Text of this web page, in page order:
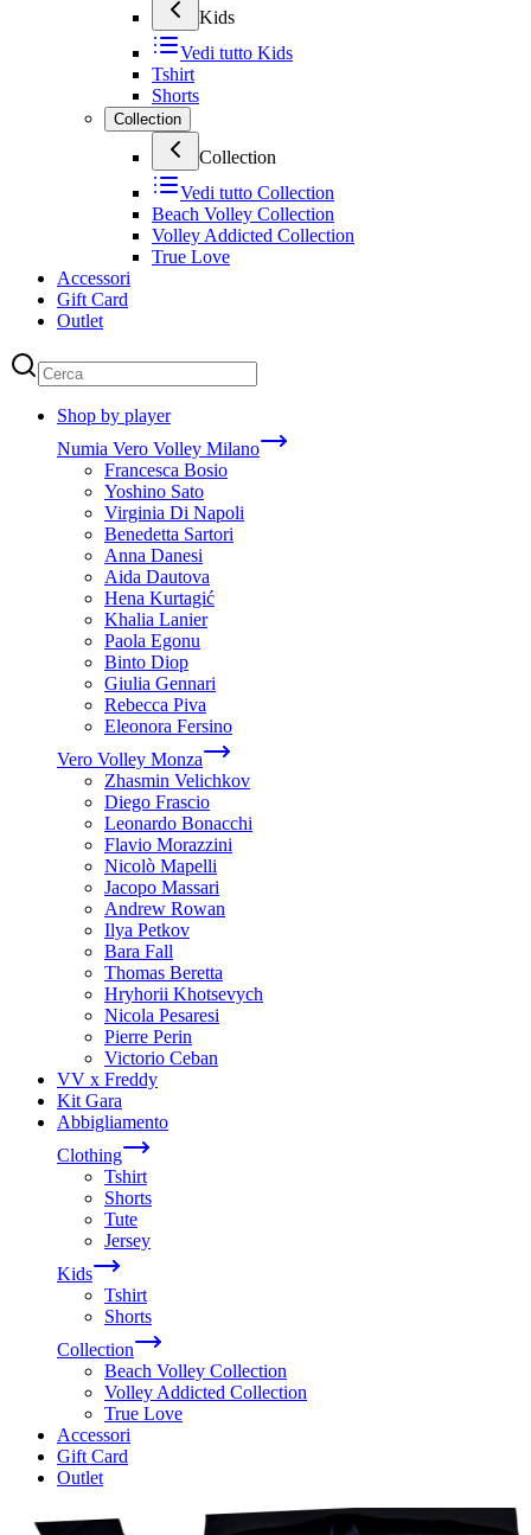
Kids
Vedi tutto Kids
Tshirt
Shorts
Collection
Collection
Vedi tutto Collection
Beach Volley Collection
Volley Addicted Collection
True Love
Accessori
Gift Card
Outlet
Shop by player
Numia Vero Volley Milano
Francesca Bosio
Yoshino Sato
Virginia Di Napoli
Benedetta Sartori
Anna Danesi
Aida Dautova
Hena Kurtagić
Khalia Lanier
Paola Egonu
Binto Diop
Giulia Gennari
Rebecca Piva
Eleonora Fersino
Vero Volley Monza
Zhasmin Velichkov
Diego Frascio
Leonardo Bonacchi
Flavio Morazzini
Nicolò Mapelli
Jacopo Massari
Andrew Rowan
Ilya Petkov
Bara Fall
Thomas Beretta
Hryhorii Khotsevych
Nicola Pesaresi
Pierre Perin
Victorio Ceban
VV x Freddy
Kit Gara
Abbigliamento
Clothing
Tshirt
Shorts
Tute
Jersey
Kids
Tshirt
Shorts
Collection
Beach Volley Collection
Volley Addicted Collection
True Love
Accessori
Gift Card
Outlet